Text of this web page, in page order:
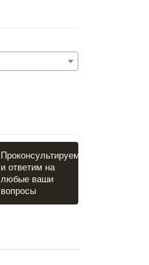
Проконсультируем
и ответим на
любые ваши
вопросы